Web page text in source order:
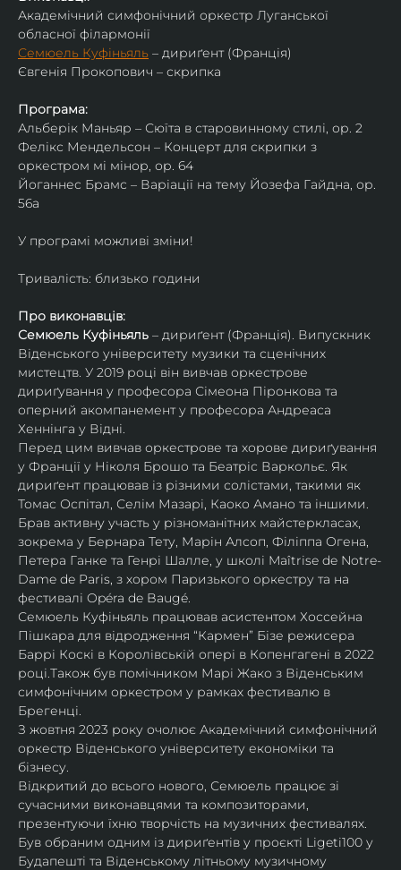
Академічний симфонічний оркестр Луганської
обласної філармонії
Семюель Куфіньяль – дириґент (Франція)
Євгенія Прокопович – скрипка
Програма:
Альберік Маньяр – Сюїта в старовинному стилі, ор. 2
Фелікс Мендельсон – Концерт для скрипки з
оркестром мі мінор, ор. 64
Йоганнес Брамс – Варіації на тему Йозефа Гайдна, ор.
56a
У програмі можливі зміни!
Тривалість: близько години
Про виконавців:
Семюель Куфіньяль – дириґент (Франція). Випускник
Віденського університету музики та сценічних
мистецтв. У 2019 році він вивчав оркестрове
дириґування у професора Сімеона Піронкова та
оперний акомпанемент у професора Андреаса
Хеннінга у Відні.
Перед цим вивчав оркестрове та хорове дириґування
у Франції у Ніколя Брошо та Беатріс Варкольє. Як
дириґент працював із різними солістами, такими як
Томас Оспітал, Селім Мазарі, Каоко Амано та іншими.
Брав активну участь у різноманітних майстеркласах,
зокрема у Бернара Тету, Марін Алсоп, Філіппа Огена,
Петера Ганке та Генрі Шалле, у школі Maîtrise de Notre-
Dame de Paris, з хором Паризького оркестру та на
фестивалі Opéra de Baugé.
Семюель Куфіньяль працював асистентом Хоссейна
Пішкара для відродження “Кармен” Бізе режисера
Баррі Коскі в Королівській опері в Копенгагені в 2022
році.Також був помічником Марі Жако з Віденським
симфонічним оркестром у рамках фестивалю в
Брегенці.
З жовтня 2023 року очолює Академічний симфонічний
оркестр Віденського університету економіки та
бізнесу.
Відкритий до всього нового, Семюель працює зі
сучасними виконавцями та композиторами,
презентуючи їхню творчість на музичних фестивалях.
Був обраним одним із дириґентів у проєкті Ligeti100 у
Будапешті та Віденському літньому музичному